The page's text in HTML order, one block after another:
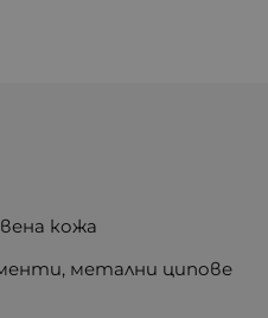
кожа
метални ципове